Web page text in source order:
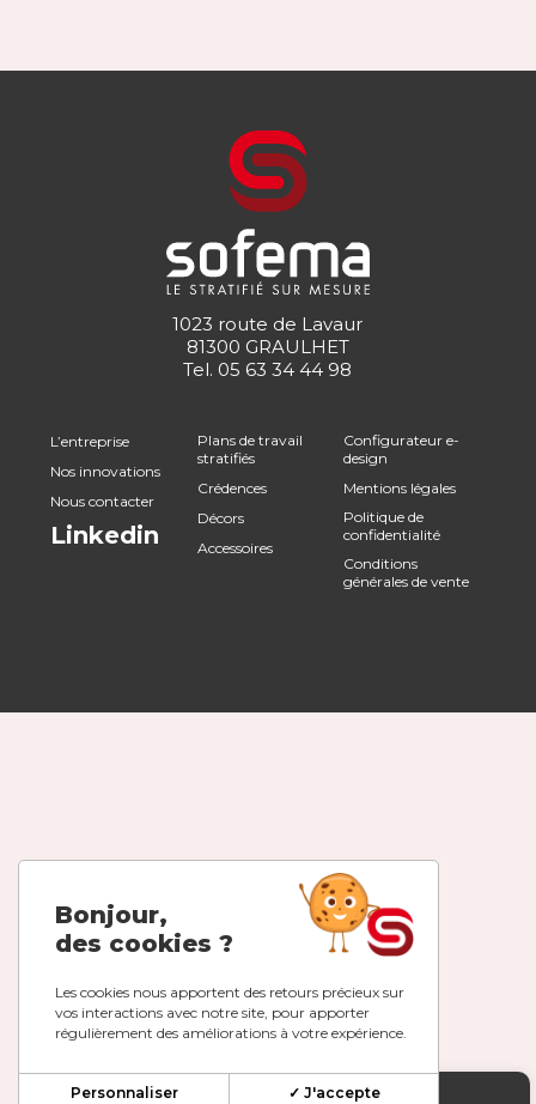
1023 route de Lavaur
81300 GRAULHET
Tel. 05 63 34 44 98
L’entreprise
Nos innovations
Nous contacter
Linkedin
Plans de travail
stratifiés
Crédences
Décors
Accessoires
Configurateur e-
design
Mentions légales
Politique de
confidentialité
Conditions
générales de vente
Bonjour,
des cookies ?
Les cookies nous apportent des retours précieux sur
vos interactions avec notre site, pour apporter
régulièrement des améliorations à votre expérience.
✓ J'accepte
Personnaliser